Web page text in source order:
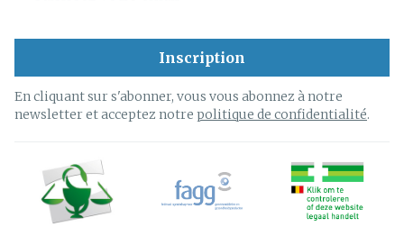
Inscription
En cliquant sur s'abonner, vous vous abonnez à notre
newsletter et acceptez notre politique de confidentialité.